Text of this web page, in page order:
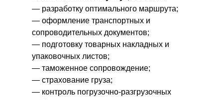
— разработку оптимального маршрута;
— оформление транспортных и
сопроводительных документов;
— подготовку товарных накладных и
упаковочных листов;
— таможенное сопровождение;
— страхование груза;
— контроль погрузочно-разгрузочных